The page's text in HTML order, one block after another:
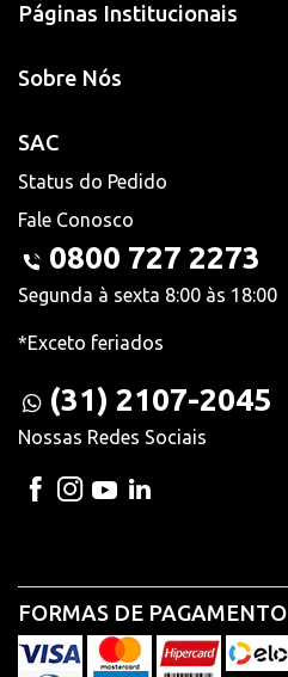
Páginas Institucionais
Sobre Nós
SAC
Status do Pedido
Fale Conosco
0800 727 2273
Segunda à sexta 8:00 às 18:00
*Exceto feriados
(31) 2107-2045
Nossas Redes Sociais
FORMAS DE PAGAMENTO